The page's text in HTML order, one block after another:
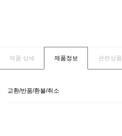
제품 상세 제품정보 관련상품
교환/반품/환불/취소